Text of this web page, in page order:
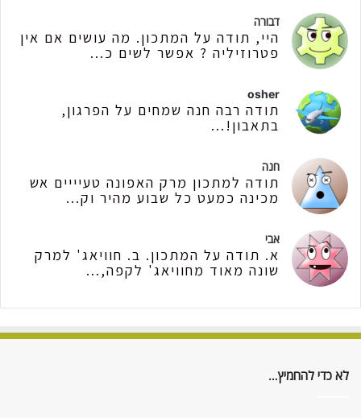
דבורה
היי, תודה על המתכון. מה עושים אם אין
פטרוזיליה ? אפשר לשים כ...
osher
תודה רבה חנה שמחים על הפרגון,
בתאבון!...
חנה
תודה למתכון מרק האפונה טעיייים אש
מכינה כמעט כל שבוע מהיר וק...
אבי
א. תודה על המתכון. ב. חוויאג' למרק
שונה מאוד מחוויאג' לקפה,...
לא כדי להחמיץ…